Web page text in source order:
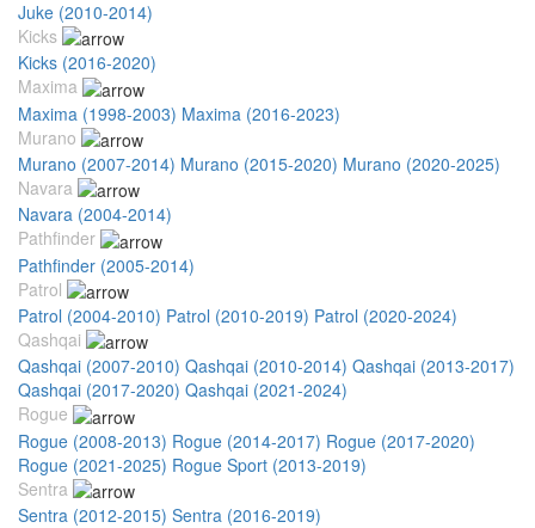
Juke (2010-2014)
Kicks
Kicks (2016-2020)
Maxima
Maxima (1998-2003) Maxima (2016-2023)
Murano
Murano (2007-2014) Murano (2015-2020) Murano (2020-2025)
Navara
Navara (2004-2014)
Pathfinder
Pathfinder (2005-2014)
Patrol
Patrol (2004-2010) Patrol (2010-2019) Patrol (2020-2024)
Qashqai
Qashqai (2007-2010) Qashqai (2010-2014) Qashqai (2013-2017)
Qashqai (2017-2020) Qashqai (2021-2024)
Rogue
Rogue (2008-2013) Rogue (2014-2017) Rogue (2017-2020)
Rogue (2021-2025) Rogue Sport (2013-2019)
Sentra
Sentra (2012-2015) Sentra (2016-2019)